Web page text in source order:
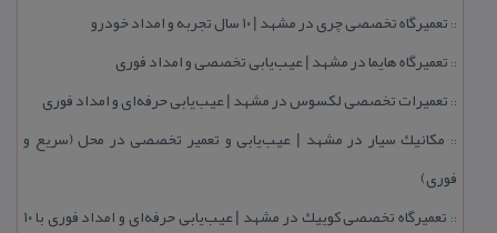
:: تعمیرگاه تخصصی چری در مشهد | ۱۰ سال تجربه و امداد خودرو
:: تعمیرگاه هایما در مشهد | عیب‌یابی تخصصی و امداد فوری
:: تعمیرات تخصصی لكسوس در مشهد | عیب‌یابی حرفه‌ای و امداد فوری
:: مكانیك سیار در مشهد | عیب‌یابی و تعمیر تخصصی در محل (سریع و
فوری)
::
تعمیرگاه تخصصی كوییك در مشهد | عیب‌یابی حرفه‌ای و امداد فوری با ۱۰